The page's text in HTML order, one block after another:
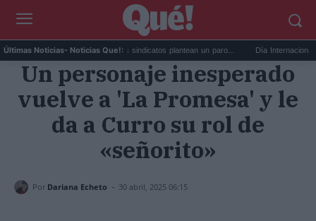
Últimas Noticias- Noticias Que!:
Huelga de médicos: los sindicatos plantean un paro... Día Internacional de la
Un personaje inesperado
vuelve a 'La Promesa' y le
da a Curro su rol de
«señorito»
Por Dariana Echeto - 30 abril, 2025 06:15